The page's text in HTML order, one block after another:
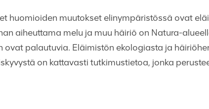
huomioiden muutokset elinympäristössä ovat
aiheuttama melu ja muu häiriö on Natura-
ovat palautuvia. Eläimistön ekologiasta ja
on kattavasti tutkimustietoa, jonka